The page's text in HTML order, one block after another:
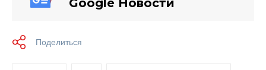
Google Новости